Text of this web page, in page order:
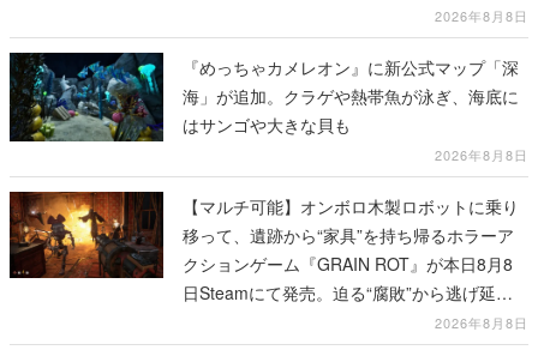
2026年8月8日
『めっちゃカメレオン』に新公式マップ「深
海」が追加。クラゲや熱帯魚が泳ぎ、海底に
はサンゴや大きな貝も
2026年8月8日
【マルチ可能】オンボロ木製ロボットに乗り
移って、遺跡から“家具”を持ち帰るホラーア
クションゲーム『GRAIN ROT』が本日8月8
日Steamにて発売。迫る“腐敗”から逃げ延
2026年8月8日